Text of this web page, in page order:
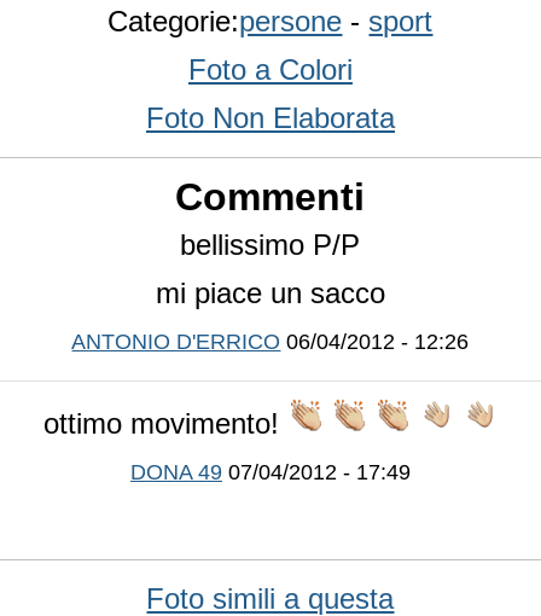
Categorie:persone - sport
Foto a Colori
Foto Non Elaborata
Commenti
bellissimo P/P
mi piace un sacco
ANTONIO D'ERRICO 06/04/2012 - 12:26
ottimo movimento!
DONA 49 07/04/2012 - 17:49
Foto simili a questa